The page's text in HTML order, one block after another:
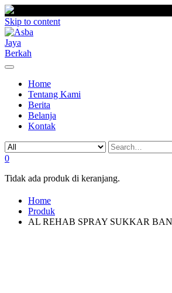
Skip to content
Home
Tentang Kami
Berita
Belanja
Kontak
0
Tidak ada produk di keranjang.
Home
Produk
AL REHAB SPRAY SUKKAR